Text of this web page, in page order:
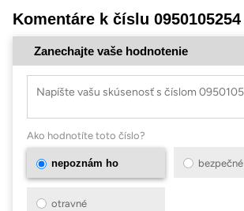
Komentáre k číslu 0950105254
Zanechajte vaše hodnotenie
Ako hodnotíte toto číslo?
nepoznám ho bezpečné
otravné